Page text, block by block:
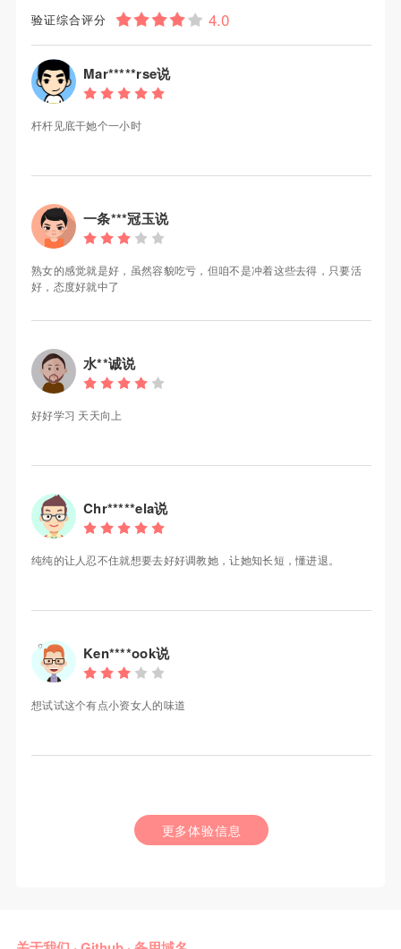
验证综合评分
Mar*****rse说
杆杆见底干她个一小时
一条***冠玉说
熟女的感觉就是好，虽然容貌吃亏，但咱不是冲着这些去得，只要活
好，态度好就中了
水**诚说
好好学习 天天向上
Chr*****ela说
纯纯的让人忍不住就想要去好好调教她，让她知长短，懂进退。
Ken****ook说
想试试这个有点小资女人的味道
更多体验信息